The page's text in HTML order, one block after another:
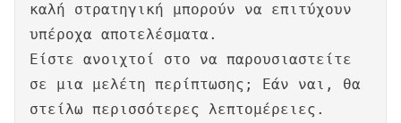
καλή στρατηγική μπορούν να επιτύχουν
υπέροχα αποτελέσματα.
Είστε ανοιχτοί στο να παρουσιαστείτε
σε μια μελέτη περίπτωσης; Εάν ναι, θα
στείλω περισσότερες λεπτομέρειες.